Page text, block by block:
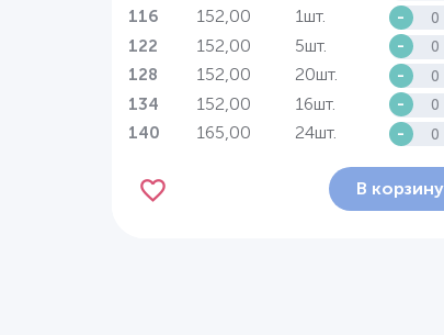
116 152,00 1шт. -
122 152,00 5шт. -
128 152,00 20шт. -
134 152,00 16шт. -
140 165,00 24шт. -
В корзину